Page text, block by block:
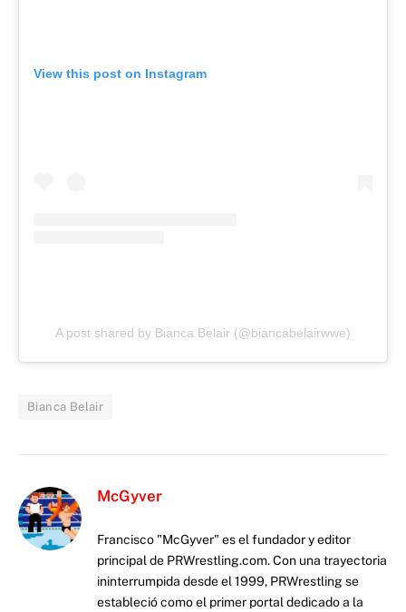
View this post on Instagram
A post shared by Bianca Belair (@biancabelairwwe)
Bianca Belair
McGyver
Francisco "McGyver" es el fundador y editor
principal de PRWrestling.com. Con una trayectoria
ininterrumpida desde el 1999, PRWrestling se
estableció como el primer portal dedicado a la